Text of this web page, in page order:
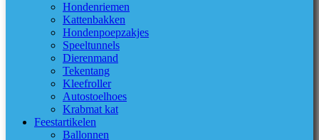
Hondenriemen
Kattenbakken
Hondenpoepzakjes
Speeltunnels
Dierenmand
Tekentang
Kleefroller
Autostoelhoes
Krabmat kat
Feestartikelen
Ballonnen